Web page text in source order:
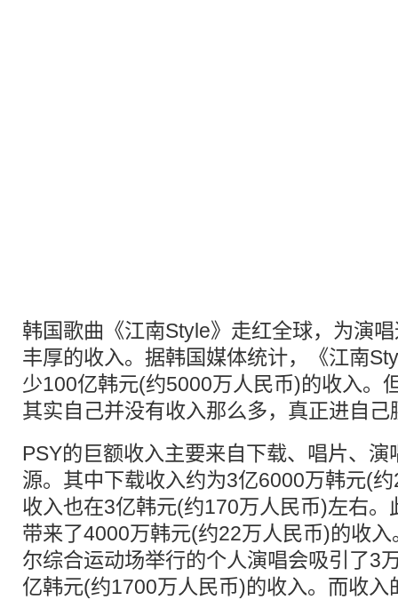
韩国歌曲《江南Style》走红全球，为演
丰厚的收入。据韩国媒体统计，《江南
少100亿韩元(约5000万人民币)的收入。
其实自己并没有收入那么多，真正进自
PSY的巨额收入主要来自下载、唱片、
源。其中下载收入约为3亿6000万韩元(
收入也在3亿韩元(约170万人民币)左右
带来了4000万韩元(约22万人民币)的收
尔综合运动场举行的个人演唱会吸引了3
亿韩元(约1700万人民币)的收入。而收